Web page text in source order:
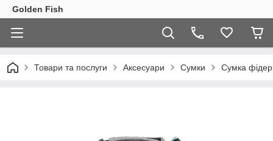
Golden Fish
Товари та послуги Аксесуари Сумки Сумка